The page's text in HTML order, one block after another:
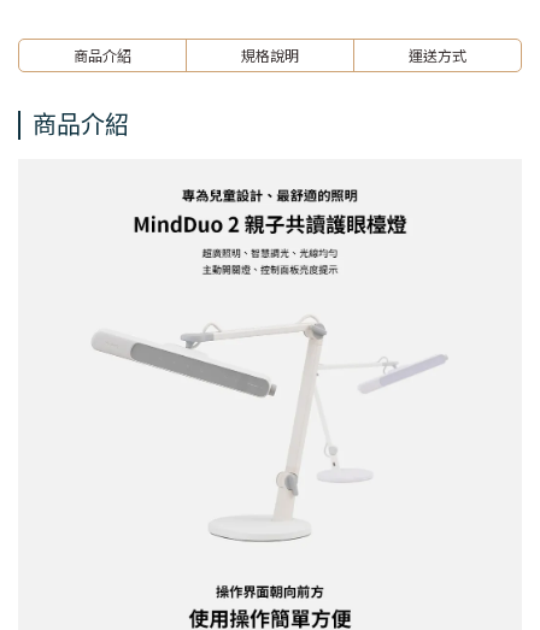
商品介紹 規格說明 運送方式
商品介紹